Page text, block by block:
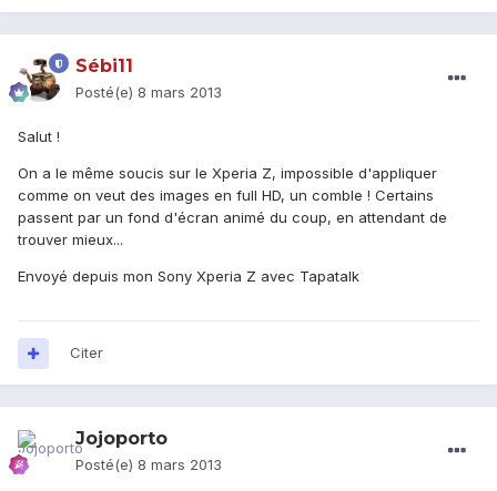
Sébi11
Posté(e) 8 mars 2013
Salut !
On a le même soucis sur le Xperia Z, impossible d'appliquer
comme on veut des images en full HD, un comble ! Certains
passent par un fond d'écran animé du coup, en attendant de
trouver mieux...
Envoyé depuis mon Sony Xperia Z avec Tapatalk
Citer
Jojoporto
Posté(e) 8 mars 2013